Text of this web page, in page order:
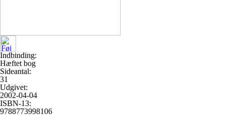
Indbinding:
Hæftet bog
Sideantal:
31
Udgivet:
2002-04-04
ISBN-13:
9788773998106